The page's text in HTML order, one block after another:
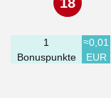
1
Bonuspunkte
≈0,01
EUR